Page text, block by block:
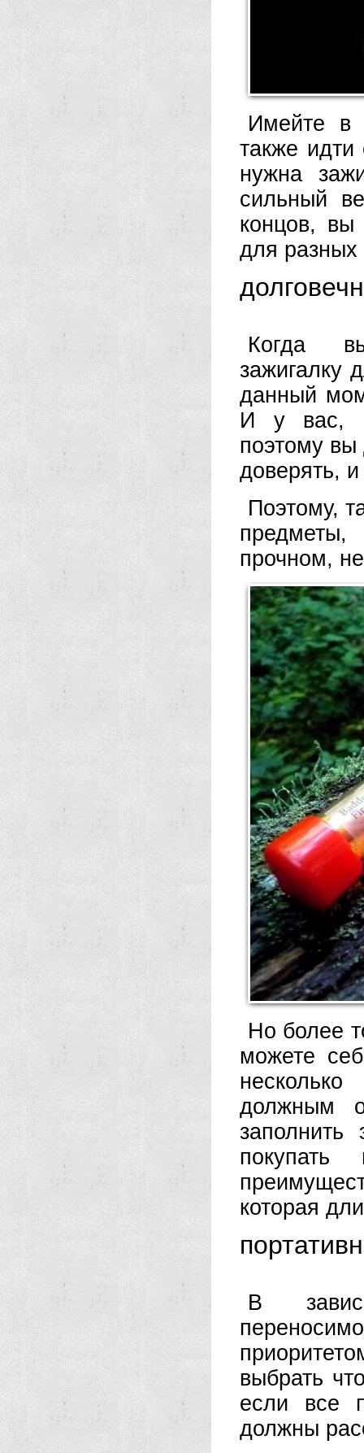
Имейте в
также
нужна
сильный
концов, вы
для разных
Когда
зажигалку
данный
И у вас,
поэтому вы
доверять,
Поэтому,
прочном,
Но более
можете
должным
заполнить
которая
В
выбрать
если все
должны